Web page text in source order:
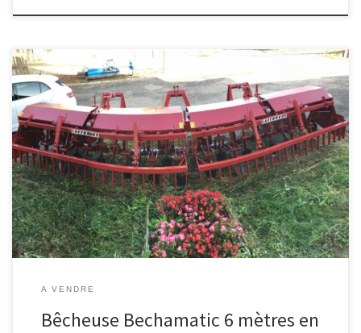
Becheuse Bechamatic 6 mètres en vente occasion garantie, V 25
grande largeur.
A VENDRE
Bêcheuse Bechamatic 6 mètres en